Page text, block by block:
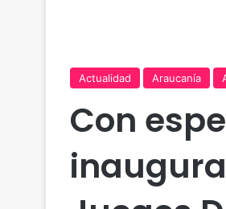
Actualidad Araucanía
Con